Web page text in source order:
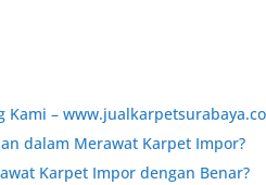
Kami –
dalam Merawat Karpet Impor?
Karpet Impor dengan Benar?